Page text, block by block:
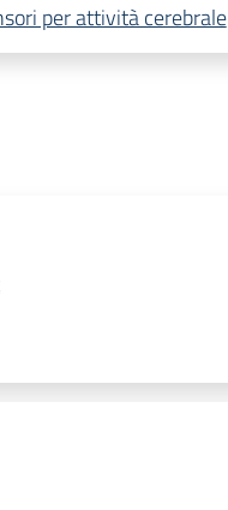
per attività cerebrale